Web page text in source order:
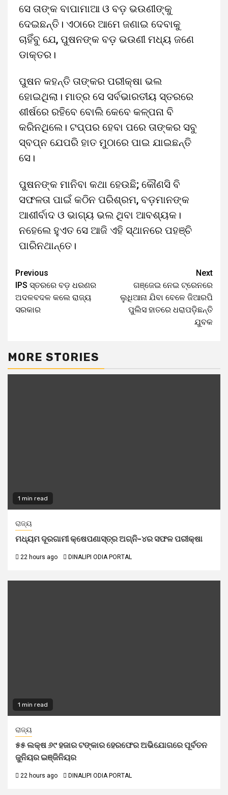
ସେ ତାଙ୍କ ବାପାମାଆ ଓ ବଡ଼ ଭଉଣୀଙ୍କୁ
ଦେଇଛନ୍ତି। ଏଠାରେ ଆମେ ଜଣାଇ ଦେବାକୁ
ଚାହିଁବୁ ଯେ, ପୁଷନଙ୍କ ବଡ଼ ଭଉଣୀ ମଧ୍ୟ ଜଣେ
ଡାକ୍ତର।
ପୁଷନ କହନ୍ତି ତାଙ୍କର ପରୀକ୍ଷା ଭଲ
ହୋଇଥିଲା। ମାତ୍ର ସେ ସର୍ବଭାରତୀୟ ସ୍ତରରେ
ଶୀର୍ଷରେ ରହିବେ ବୋଲି କେବେ କଳ୍ପନା ବି
କରିନଥିଲେ। ଟପ୍ପର ହେବା ପରେ ତାଙ୍କର ସବୁ
ସ୍ବପ୍ନ ଯେପରି ହାତ ମୁଠାରେ ପାଇ ଯାଇଛନ୍ତି
ସେ।
ପୁଷନଙ୍କ ମାନିବା କଥା ହେଉଛି; କୌଣସି ବି
ସଫଳତା ପାଇଁ କଠିନ ପରିଶ୍ରମ, ବଡ଼ମାନଙ୍କ
ଆଶୀର୍ବାଦ ଓ ଭାଗ୍ୟ ଭଲ ଥିବା ଆବଶ୍ୟକ।
ନହେଲେ ହୁଏତ ସେ ଆଜି ଏହି ସ୍ଥାନରେ ପହଞ୍ଚି
ପାରିନଥାନ୍ତେ।
Previous
IPS ସ୍ତରରେ ବଡ଼ ଧରଣର
ଅଦଳବଦଳ କଲେ ରାଜ୍ୟ
ସରକାର
Next
ଗଞ୍ଜେଇ ନେଇ ଟ୍ରେନରେ
ଲୁଧିଆନା ଯିବା ବେଳେ ଜିଆରପି
ପୁଲିସ ହାତରେ ଧରାପଡ଼ିଛନ୍ତି
ଯୁବକ
MORE STORIES
1 min read
ରାଜ୍ୟ
ମଧ୍ୟମ ଦୂରଗାମୀ କ୍ଷେପଣାସ୍ତ୍ର ଅଗ୍ନି-୪ର ସଫଳ ପରୀକ୍ଷା
22 hours ago DINALIPI ODIA PORTAL
1 min read
ରାଜ୍ୟ
୫୫ ଲକ୍ଷ ୬୯ ହଜାର ଟଙ୍କାର ହେରଫେର ଅଭିଯୋଗରେ ପୂର୍ବତନ
ଜୁନିୟର ଇଞ୍ଜିନିୟର
22 hours ago DINALIPI ODIA PORTAL